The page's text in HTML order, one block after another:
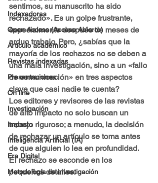
Indexadoras
Open Access (Acceso Abierto)
Artículo académico
Revistas indexadas
Presentaciones
On line
Investigación
Impacto
Inteligencia Artificial (IA)
Era Digital
Metodología de investigación
sentimos, su manuscrito ha sido
rechazado». Es un golpe frustrante,
especialmente después de meses de
arduo trabajo. Pero, ¿sabías que la
mayoría de los rechazos no se deben a
una mala investigación, sino a un «fallo
de comunicación» en tres aspectos
clave que casi nadie te cuenta?
Los editores y revisores de las revistas
de alto impacto no solo buscan un
trabajo riguroso; a menudo, la decisión
de rechazar un artículo se toma antes
de que alguien lo lea en profundidad.
El rechazo se esconde en los
pequeños detalles.